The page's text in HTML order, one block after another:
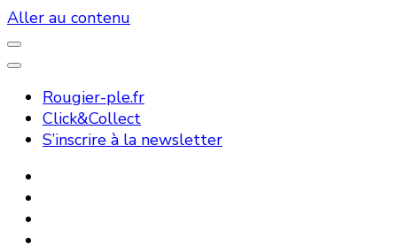
Aller au contenu
Rougier-ple.fr
Click&Collect
S’inscrire à la newsletter